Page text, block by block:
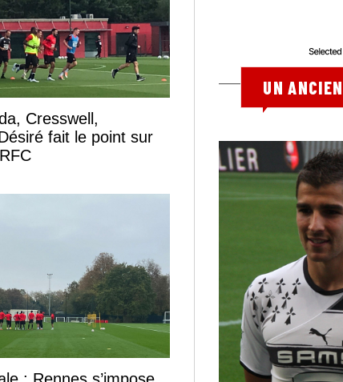
Cresswell,
fait le point sur
UN